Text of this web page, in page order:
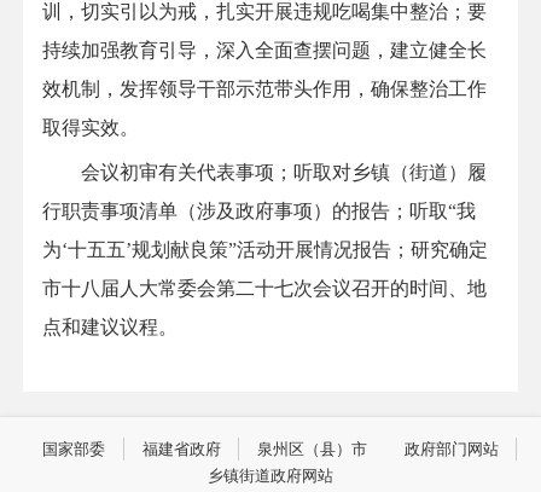
训，切实引以为戒，扎实开展违规吃喝集中整治；要
持续加强教育引导，深入全面查摆问题，建立健全长
效机制，发挥领导干部示范带头作用，确保整治工作
取得实效。
会议初审有关代表事项；听取对乡镇（街道）履
行职责事项清单（涉及政府事项）的报告；听取“我
为‘十五五’规划献良策”活动开展情况报告；研究确定
市十八届人大常委会第二十七次会议召开的时间、地
点和建议议程。
国家部委 福建省政府 泉州区（县）市
政府部门网站
乡镇街道政府网站